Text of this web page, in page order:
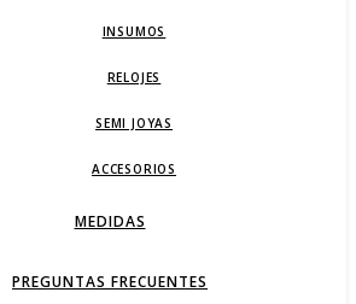
INSUMOS
RELOJES
SEMI JOYAS
ACCESORIOS
MEDIDAS
PREGUNTAS FRECUENTES